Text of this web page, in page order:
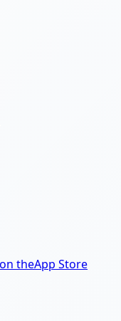
theApp Store